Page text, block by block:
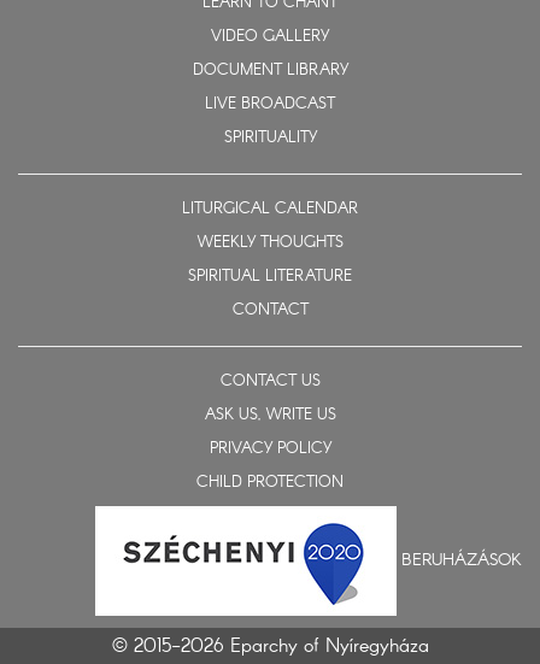
VIDEO GALLERY
DOCUMENT LIBRARY
LIVE BROADCAST
SPIRITUALITY
LITURGICAL CALENDAR
WEEKLY THOUGHTS
SPIRITUAL LITERATURE
CONTACT
CONTACT US
ASK US, WRITE US
PRIVACY POLICY
CHILD PROTECTION
BERUHÁZÁSOK
© 2015-2026 Eparchy of Nyíregyháza